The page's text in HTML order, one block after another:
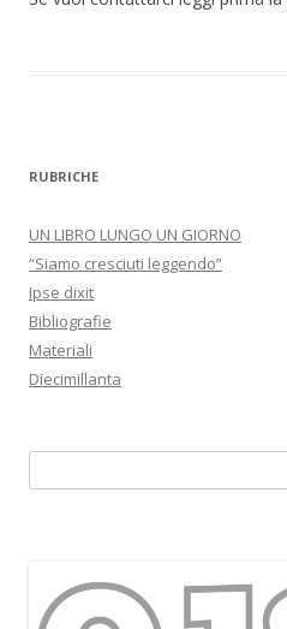
RUBRICHE
UN LIBRO LUNGO UN GIORNO
“Siamo cresciuti leggendo”
Ipse dixit
Bibliografie
Materiali
Diecimillanta
i